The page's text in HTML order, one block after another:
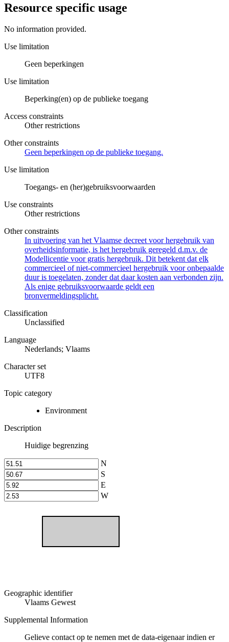
Resource specific usage
No information provided.
Use limitation
Geen beperkingen
Use limitation
Beperking(en) op de publieke toegang
Access constraints
Other restrictions
Other constraints
Geen beperkingen op de publieke toegang.
Use limitation
Toegangs- en (her)gebruiksvoorwaarden
Use constraints
Other restrictions
Other constraints
In uitvoering van het Vlaamse decreet voor hergebruik van
overheidsinformatie, is het hergebruik geregeld d.m.v. de
Modellicentie voor gratis hergebruik. Dit betekent dat elk
commercieel of niet-commercieel hergebruik voor onbepaalde
duur is toegelaten, zonder dat daar kosten aan verbonden zijn.
Als enige gebruiksvoorwaarde geldt een
bronvermeldingsplicht.
Classification
Unclassified
Language
Nederlands; Vlaams
Character set
UTF8
Topic category
Environment
Description
Huidige begrenzing
N
S
E
W
Geographic identifier
Vlaams Gewest
Supplemental Information
Gelieve contact op te nemen met de data-eigenaar indien er